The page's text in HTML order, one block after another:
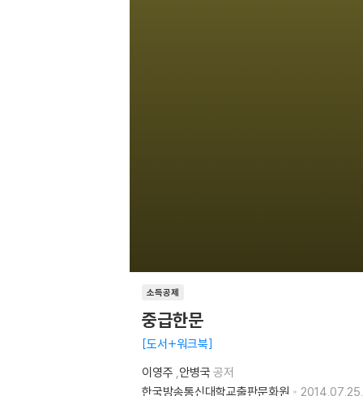
소득공제
중급한문
도서+워크북
이영주 ,안병국 공저
한국방송통신대학교출판문화원
2014.07.25.